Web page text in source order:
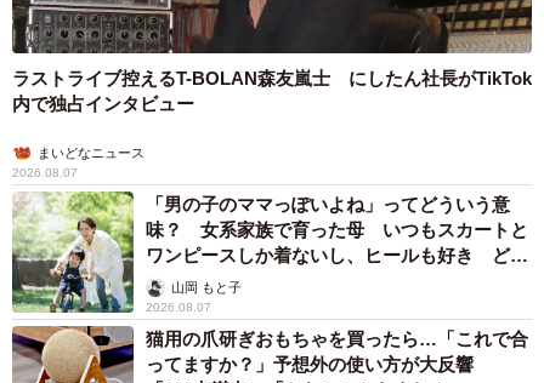
たいけど、（時代的に）ついていけない、でも心配…とい
う葛藤があったんだと思います（笑）
下校の時も、学校を出ると遥か彼方の田んぼの向こうの坂
の上に小さな母の姿が見えて、米粒のような母を目指して
いつも帰っていました。心配症すぎるエピソードなのかも
しれませんが、私と双子の妹にとっては、懐かしくうれし
かった思い出ですね。
ラストライブ控えるT-BOLAN森友嵐士 にしたん社長がTikTok
内で独占インタビュー
まいどなニュース
2026.08.07
「男の子のママっぽいよね」ってどういう意
味？ 女系家族で育った母 いつもスカートと
ワンピースしか着ないし、ヒールも好き どの
へんが…
山岡 もと子
2026.08.07
猫用の爪研ぎおもちゃを買ったら…「これで合
ってますか？」予想外の使い方が大反響